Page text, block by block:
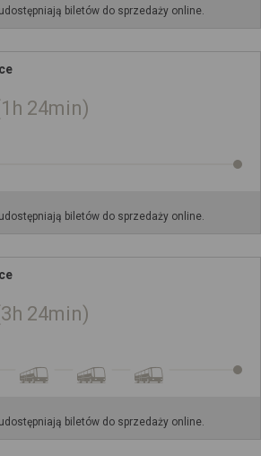
biletów do sprzedaży online.
1h 24min
biletów do sprzedaży online.
3h 24min
biletów do sprzedaży online.